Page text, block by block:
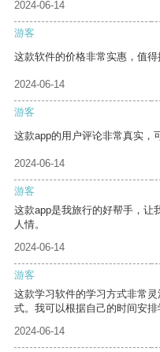
2024-06-14
游客
这款软件的价格非常实惠，值得
2024-06-14
游客
这款app的用户评论非常真实，
2024-06-14
游客
这款app是我旅行的好帮手，让
人情。
2024-06-14
游客
这款学习软件的学习方式非常
式。我可以根据自己的时间安排
2024-06-14